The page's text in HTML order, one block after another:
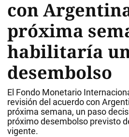
con
próxima
habilitaría
desembolso
El Fondo Monetario
revisión del acuerdo con
próxima semana, un paso
próximo desembolso previsto
vigente.